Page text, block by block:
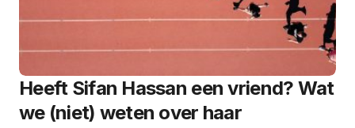
Heeft Sifan Hassan een vriend? Wat
we (niet) weten over haar